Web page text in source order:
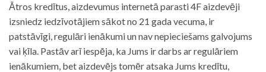
Ātros kredītus, aizdevumus internetā parasti 4F aizdevēji
izsniedz iedzīvotājiem sākot no 21 gada vecuma, ir
patstāvīgi, regulāri ienākumi un nav nepieciešams galvojums
vai ķīla. Pastāv arī iespēja, ka Jums ir darbs ar regulāriem
ienākumiem, bet aizdevējs tomēr atsaka Jums kredītu,